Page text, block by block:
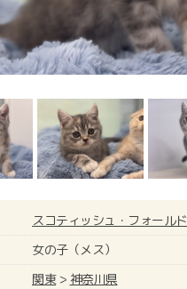
スコティッシュ・フォールド
女の子（メス）
関東> 神奈川県